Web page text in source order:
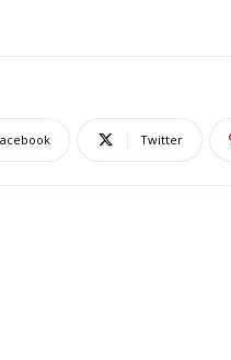
Twitter